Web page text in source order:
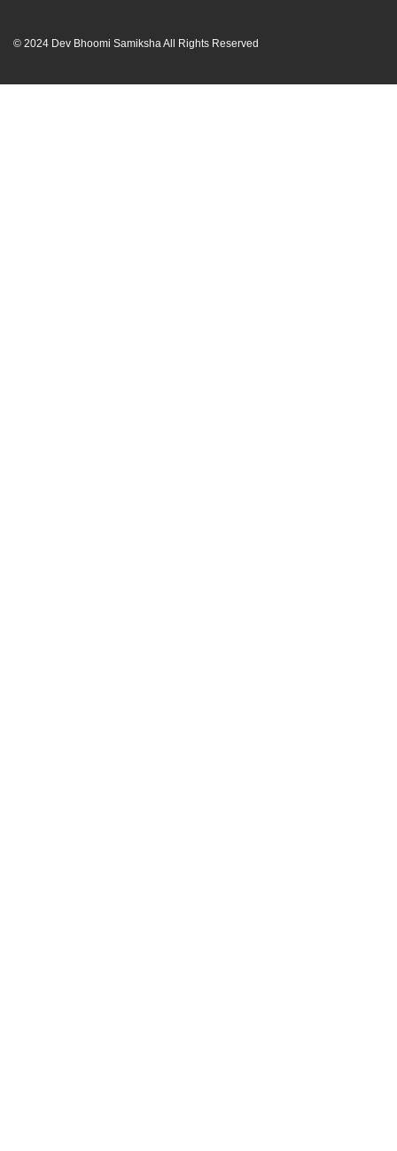
© 2024 Dev Bhoomi Samiksha All Rights Reserved